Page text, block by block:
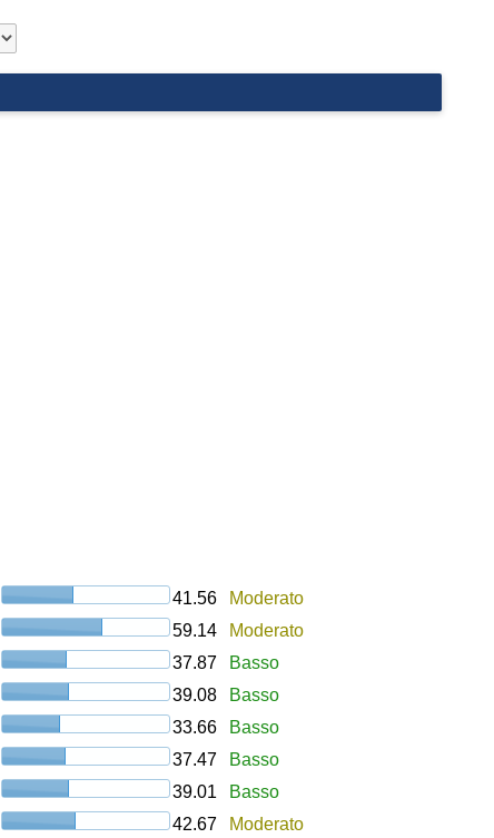
41.56
Moderato
59.14
Moderato
37.87
Basso
39.08
Basso
33.66
Basso
37.47
Basso
39.01
Basso
42.67
Moderato